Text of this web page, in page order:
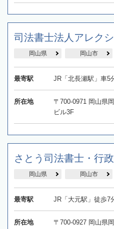
司法書士法人アレク
岡山県 岡山市
最寄駅 JR「北長瀬駅」車5
所在地
〒700-0971 岡山県
ビル3F
さとう司法書士・行
岡山県 岡山市
最寄駅 JR「大元駅」徒歩7
所在地 〒700-0927 岡山県